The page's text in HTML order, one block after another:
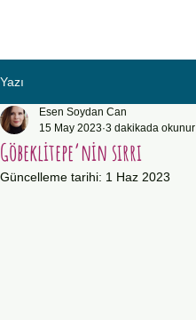
Yazı
Göbeklitepe’nin sırrı
Esen Soydan Can
15 May 2023 3 dakikada okunur
Güncelleme tarihi: 1 Haz 2023